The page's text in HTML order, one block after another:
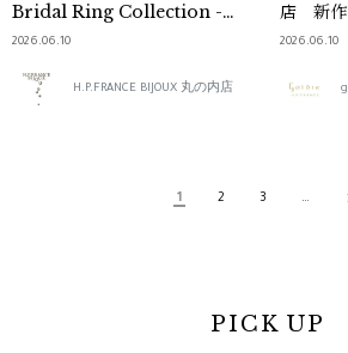
Bridal Ring Collection -
CATALOG-
2026.06.10
H.P.FRANCE BIJOUX 丸の内店
店 新作
J（エク
2026.06.10
1 2 3 …
PICK UP